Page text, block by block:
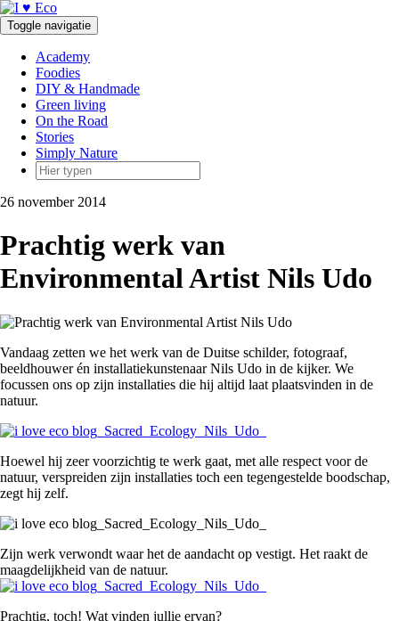
Doorgaan
naar
inhoud
Toggle navigatie
Academy
Foodies
DIY & Handmade
Green living
On the Road
Stories
Simply Nature
26 november 2014
Prachtig werk van
Environmental Artist Nils Udo
Vandaag zetten we het werk van de Duitse schilder, fotograaf,
beeldhouwer én installatiekunstenaar Nils Udo in de kijker. We
focussen ons op zijn installaties die hij altijd laat plaatsvinden in de
natuur.
Hoewel hij zeer voorzichtig te werk gaat, met alle respect voor de
natuur, verspreiden zijn installaties toch een tegengestelde boodschap,
zegt hij zelf.
Zijn werk verwondt waar het de aandacht op vestigt. Het raakt de
maagdelijkheid van de natuur.
Prachtig, toch! Wat vinden jullie ervan?